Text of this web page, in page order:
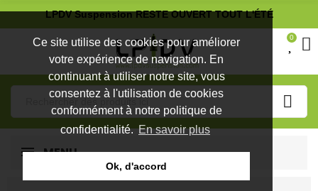
Ce site utilise des cookies pour améliorer
votre expérience de navigation. En
continuant à utiliser notre site, vous
consentez à l'utilisation de cookies
conformément à notre politique de
confidentialité.En savoir plus
Ok, d'accord
LPDV Suspension RESTE OUVERT TOUT L'ÉTÉ
0
MENU